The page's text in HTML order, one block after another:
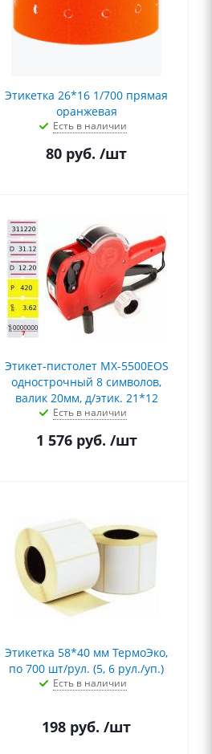
Этикетка 26*16 1/700 прямая
оранжевая
Есть в наличии
80 руб. /шт
Этикет-пистолет МХ-5500EOS
однострочный 8 символов,
валик 20мм, д/этик. 21*12
Есть в наличии
1 576руб. /шт
Этикетка 58*40 мм ТермоЭко,
по 700 шт/рул. (5, 6 рул./уп.)
Есть в наличии
198 руб. /шт